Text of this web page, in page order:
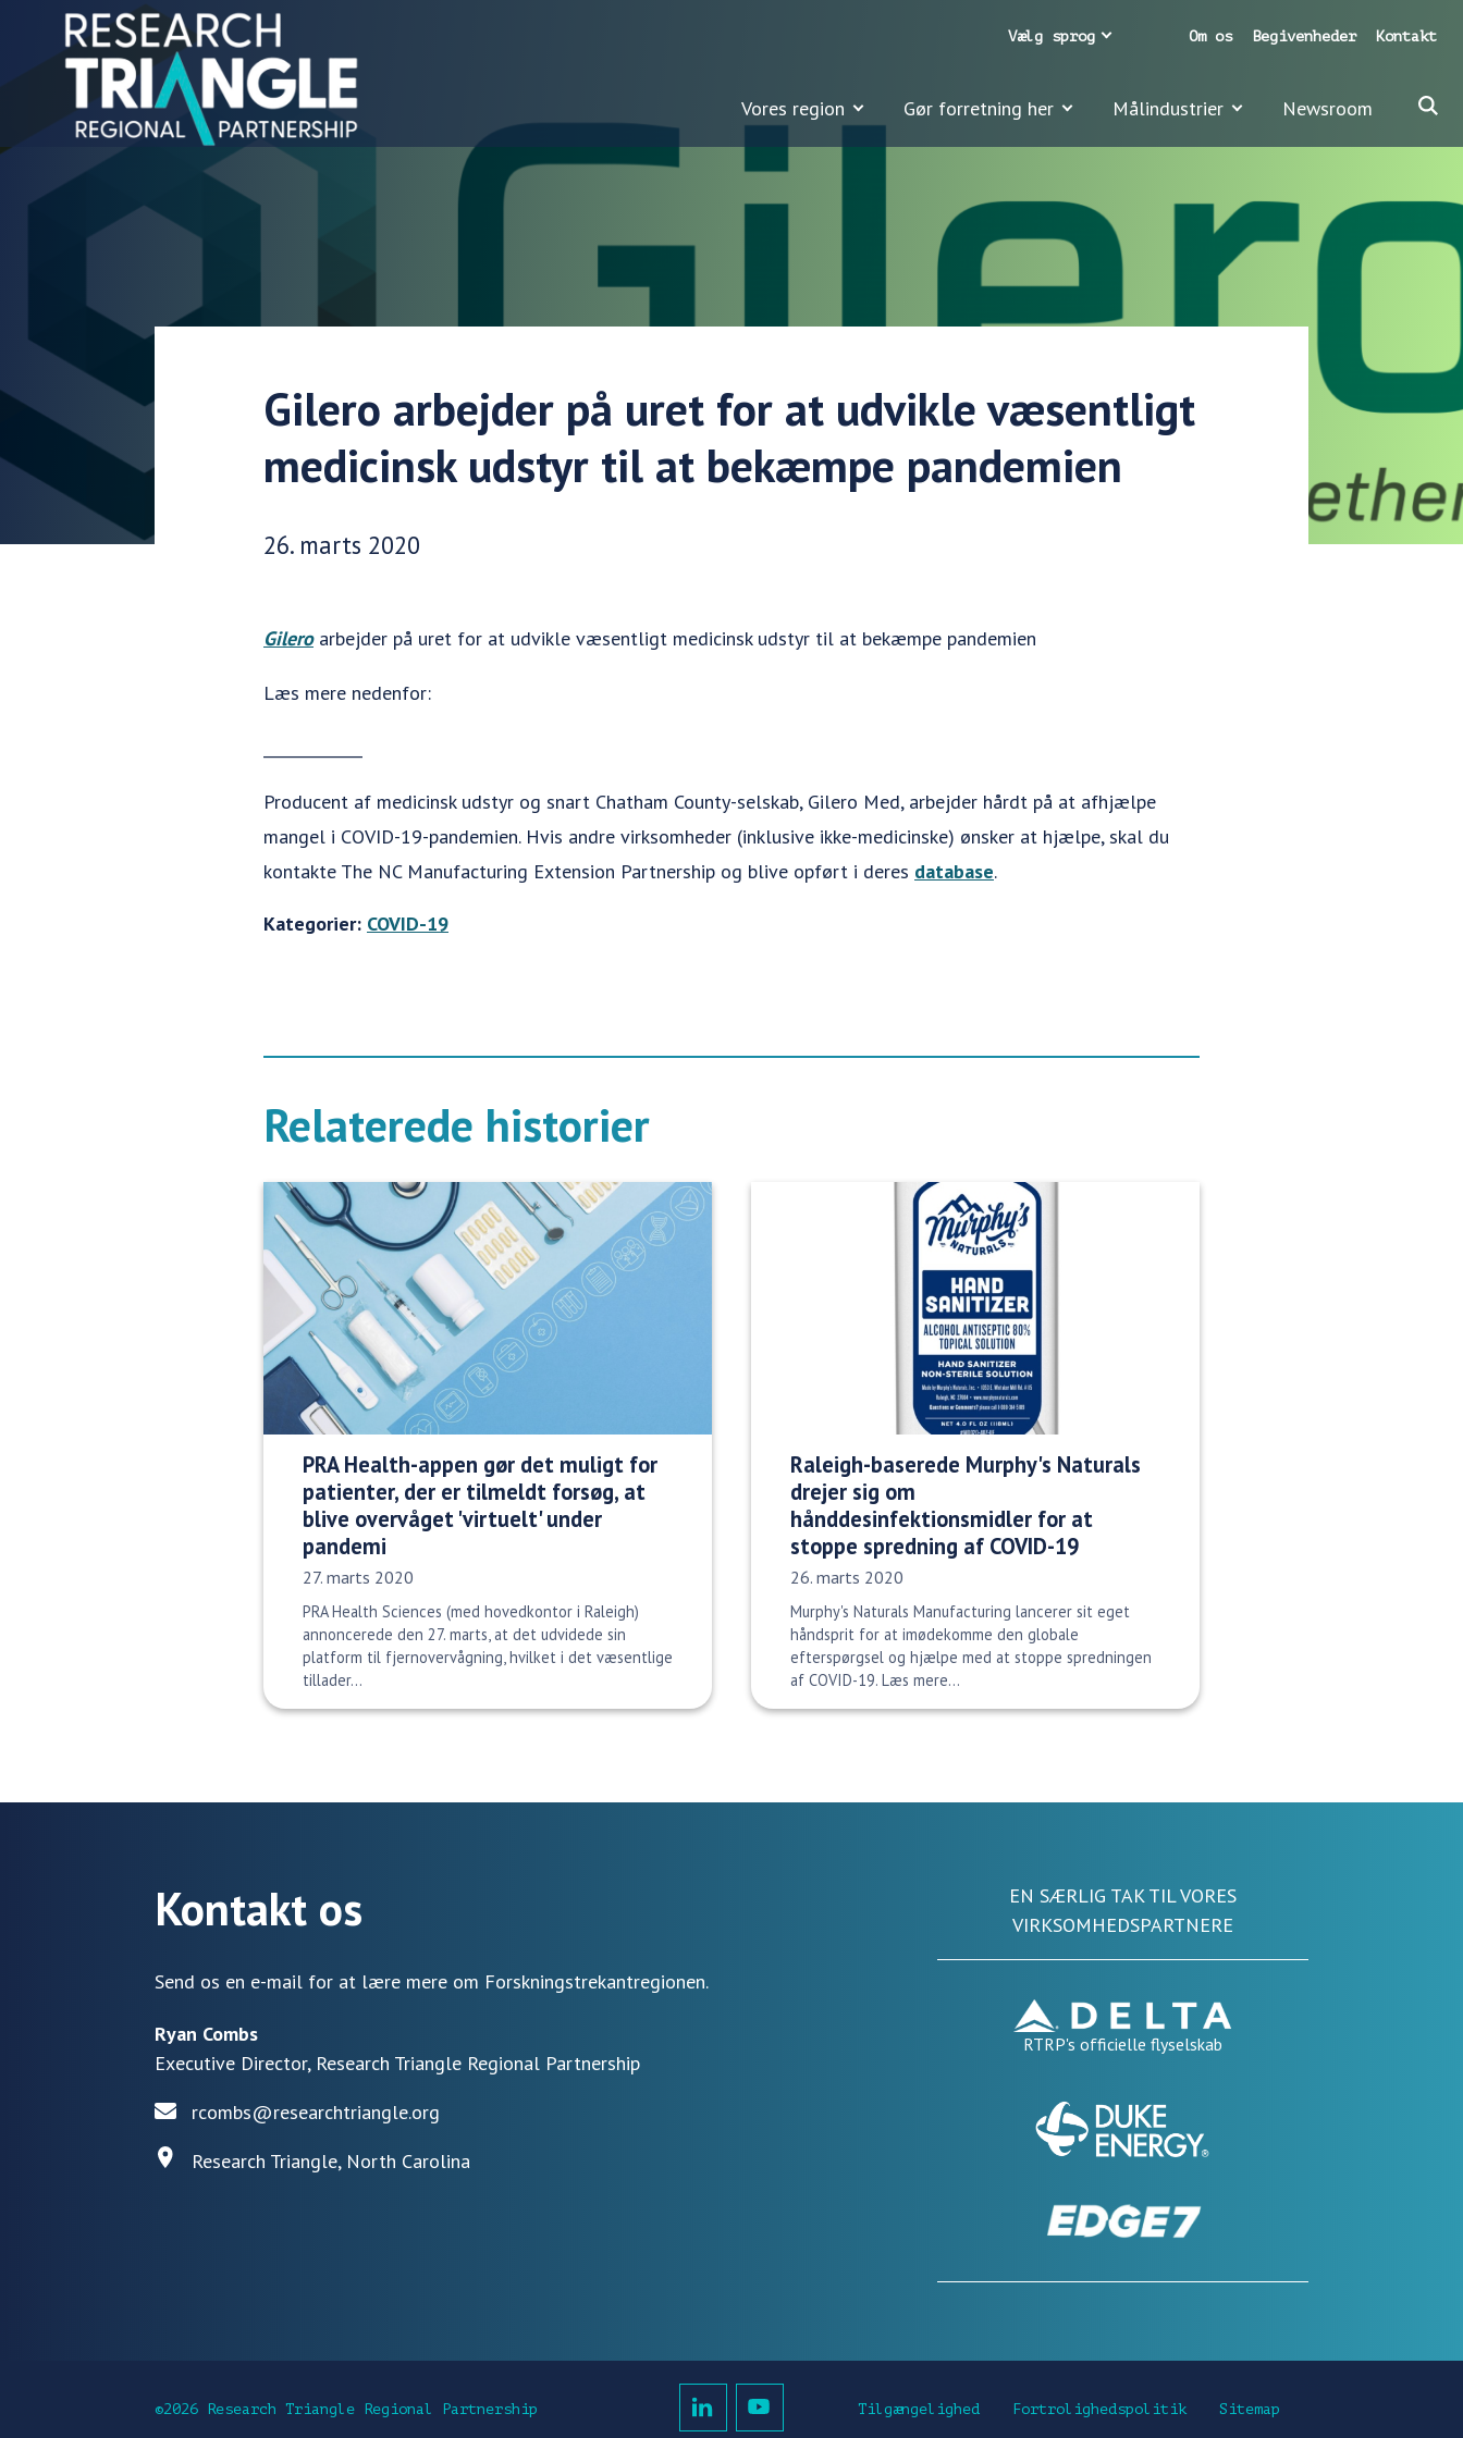
Gå til indhold
Vores region Gør forretning her Målindustrier Newsroom
Om os Begivenheder Kontakt
Vælg sprog
Gilero arbejder på uret for at udvikle væsentligt
medicinsk udstyr til at bekæmpe pandemien
Udgivelsesdato:
26. marts 2020
Gileroarbejder på uret for at udvikle væsentligt medicinsk udstyr til at bekæmpe pandemien
Læs mere nedenfor:
Producent af medicinsk udstyr og snart Chatham County-selskab, Gilero Med, arbejder hårdt på at afhjælpe
mangel i COVID-19-pandemien. Hvis andre virksomheder (inklusive ikke-medicinske) ønsker at hjælpe, skal du
kontakte The NC Manufacturing Extension Partnership og blive opført i deres database.
Kategorier: COVID-19
Relaterede historier
PRA Health-appen gør det muligt for
patienter, der er tilmeldt forsøg, at
blive overvåget 'virtuelt' under
pandemi
Udgivelsesdato:
27. marts 2020
PRA Health Sciences (med hovedkontor i Raleigh)
annoncerede den 27. marts, at det udvidede sin
platform til fjernovervågning, hvilket i det væsentlige
tillader...
Raleigh-baserede Murphy's Naturals
drejer sig om
hånddesinfektionsmidler for at
stoppe spredning af COVID-19
Udgivelsesdato:
26. marts 2020
Murphy's Naturals Manufacturing lancerer sit eget
håndsprit for at imødekomme den globale
efterspørgsel og hjælpe med at stoppe spredningen
af COVID-19. Læs mere…
Kontakt os
Send os en e-mail for at lære mere om Forskningstrekantregionen.
Ryan Combs
Executive Director, Research Triangle Regional Partnership
rcombs@researchtriangle.org
Research Triangle, North Carolina
EN SÆRLIG TAK TIL VORES
VIRKSOMHEDSPARTNERE
RTRP's officielle flyselskab
©2026 Research Triangle Regional Partnership Tilgængelighed Fortrolighedspolitik Sitemap